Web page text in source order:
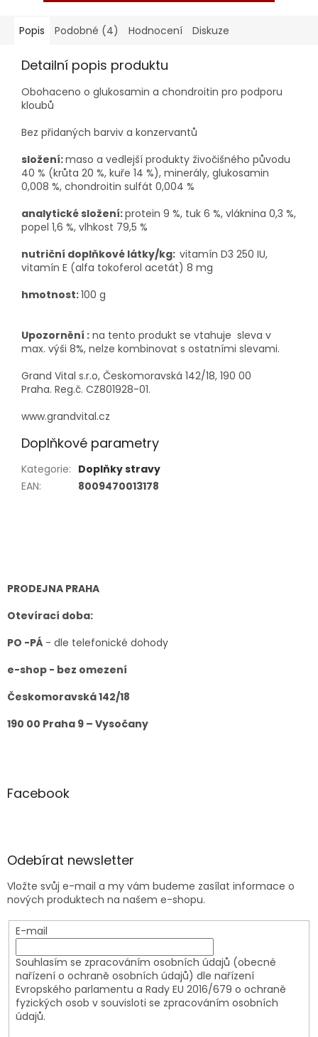
Popis Podobné (4) Hodnocení Diskuze
Detailní popis produktu
Obohaceno o glukosamin a chondroitin pro podporu
kloubů
Bez přidaných barviv a konzervantů
složení:maso a vedlejší produkty živočišného původu
40 % (krůta 20 %, kuře 14 %), minerály, glukosamin
0,008 %, chondroitin sulfát 0,004 %
analytické složení:protein 9 %, tuk 6 %, vláknina 0,3 %,
popel 1,6 %, vlhkost 79,5 %
nutriční doplňkové látky/kg: vitamín D3 250 IU,
vitamín E (alfa tokoferol acetát) 8 mg
hmotnost:100 g
Upozornění : na tento produkt se vtahuje sleva v
max. výši 8%, nelze kombinovat s ostatními slevami.
Grand Vital s.r.o, Českomoravská 142/18, 190 00
Praha. Reg.č. CZ801928-01.
www.grandvital.cz
Doplňkové parametry
Kategorie: Doplňky stravy
EAN: 8009470013178
PRODEJNA PRAHA
Otevírací doba:
PO -PÁ - dle telefonické dohody
e-shop - bez omezení
Českomoravská 142/18
190 00 Praha 9 – Vysočany
Facebook
Odebírat newsletter
Vložte svůj e-mail a my vám budeme zasílat informace o
nových produktech na našem e-shopu.
E-mail
Souhlasím se zpracováním osobních údajů (obecné
nařízení o ochraně osobních údajů) dle nařízení
Evropského parlamentu a Rady EU 2016/679 o ochraně
fyzických osob v souvisloti se zpracováním osobních
údajů.